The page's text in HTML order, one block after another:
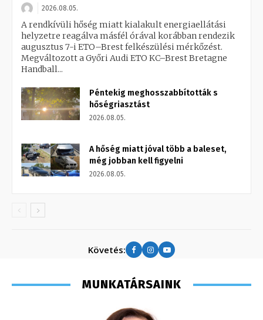
2026.08.05.
A rendkívüli hőség miatt kialakult energiaellátási
helyzetre reagálva másfél órával korábban rendezik
augusztus 7-i ETO–Brest felkészülési mérkőzést.
Megváltozott a Győri Audi ETO KC–Brest Bretagne
Handball...
Péntekig meghosszabbították s
hőségriasztást
2026.08.05.
A hőség miatt jóval több a baleset,
még jobban kell figyelni
2026.08.05.
Követés:
MUNKATÁRSAINK